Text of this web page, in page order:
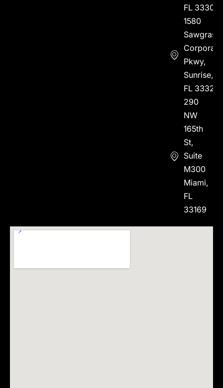
FL 33304
1580
Sawgrass
Corporate
Pkwy,
Sunrise,
FL 33323
290
NW
165th
St,
Suite
M300
Miami,
FL
33169